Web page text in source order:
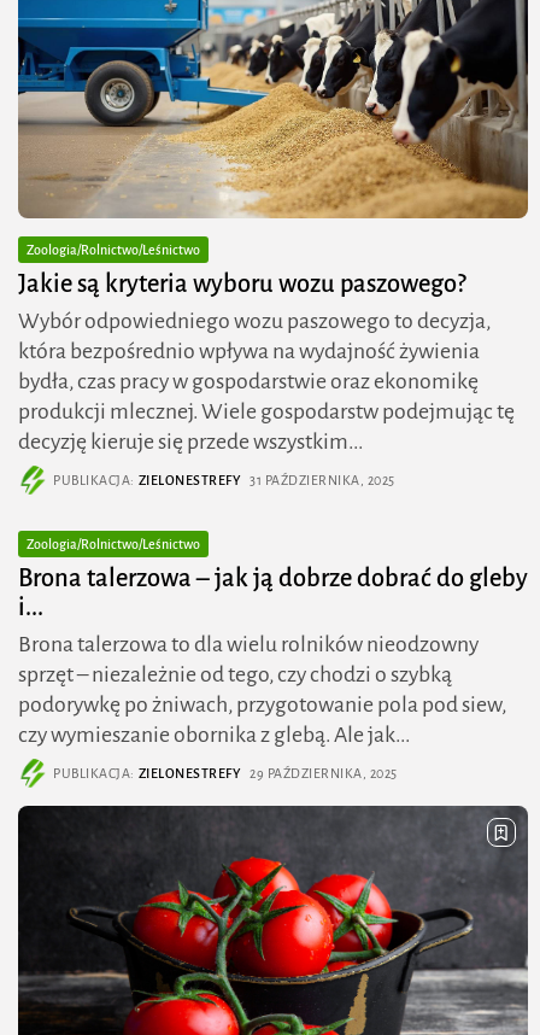
Zoologia/Rolnictwo/Leśnictwo
Jakie są kryteria wyboru wozu paszowego?
Wybór odpowiedniego wozu paszowego to decyzja,
która bezpośrednio wpływa na wydajność żywienia
bydła, czas pracy w gospodarstwie oraz ekonomikę
produkcji mlecznej. Wiele gospodarstw podejmując tę
decyzję kieruje się przede wszystkim...
PUBLIKACJA: ZIELONESTREFY 31 PAŹDZIERNIKA, 2025
Zoologia/Rolnictwo/Leśnictwo
Brona talerzowa – jak ją dobrze dobrać do gleby
i...
Brona talerzowa to dla wielu rolników nieodzowny
sprzęt – niezależnie od tego, czy chodzi o szybką
podorywkę po żniwach, przygotowanie pola pod siew,
czy wymieszanie obornika z glebą. Ale jak...
PUBLIKACJA: ZIELONESTREFY 29 PAŹDZIERNIKA, 2025